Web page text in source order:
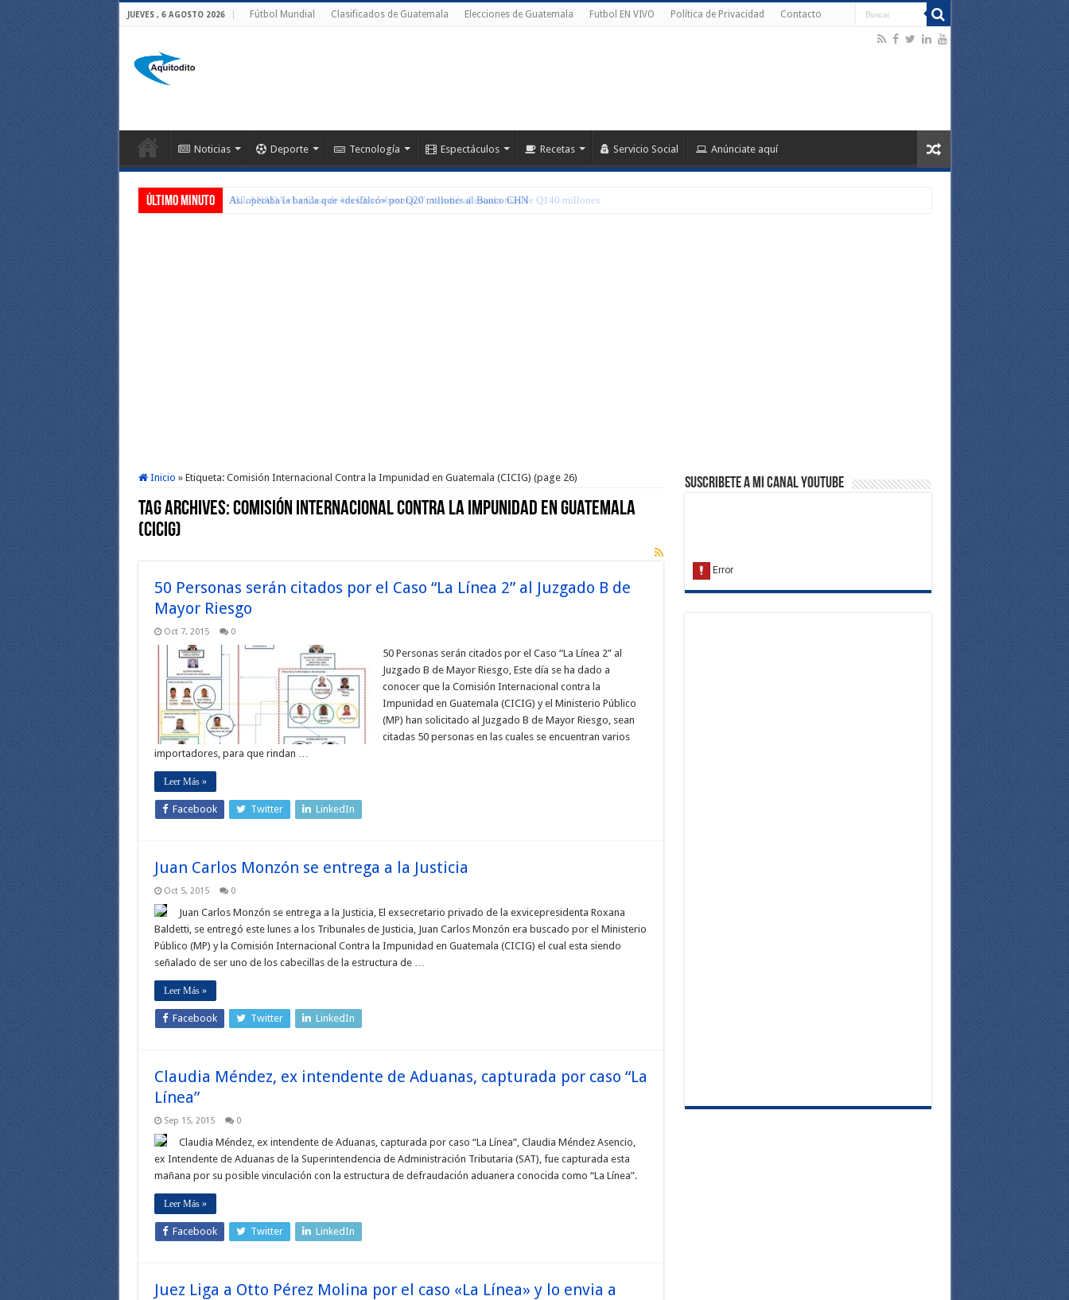
JUEVES , 6 AGOSTO 2026 Fútbol Mundial Clasificados de Guatemala Elecciones de Guatemala Futbol EN VIVO Política de Privacidad Contacto
Noticias Deporte Tecnología Espectáculos Recetas Servicio Social Anúnciate aquí
Último Minuto Así operaba la banda que «desfalcó» por Q20 millones al Banco CHN
Inicio » Etiqueta: Comisión Internacional Contra la Impunidad en Guatemala (CICIG) (page 26)
Tag Archives:Comisión Internacional Contra la Impunidad en Guatemala
(CICIG)
50 Personas serán citados por el Caso “La Línea 2” al Juzgado B de
Mayor Riesgo
Oct 7, 2015 0
50 Personas serán citados por el Caso “La Línea 2” al
Juzgado B de Mayor Riesgo, Este día se ha dado a
conocer que la Comisión Internacional contra la
Impunidad en Guatemala (CICIG) y el Ministerio Público
(MP) han solicitado al Juzgado B de Mayor Riesgo, sean
citadas 50 personas en las cuales se encuentran varios
importadores, para que rindan …
Leer Más »
Facebook Twitter LinkedIn
Juan Carlos Monzón se entrega a la Justicia
Oct 5, 2015 0
Juan Carlos Monzón se entrega a la Justicia, El exsecretario privado de la exvicepresidenta Roxana
Baldetti, se entregó este lunes a los Tribunales de Justicia, Juan Carlos Monzón era buscado por el Ministerio
Público (MP) y la Comisión Internacional Contra la Impunidad en Guatemala (CICIG) el cual esta siendo
señalado de ser uno de los cabecillas de la estructura de …
Leer Más »
Facebook Twitter LinkedIn
Claudia Méndez, ex intendente de Aduanas, capturada por caso “La
Línea”
Sep 15, 2015 0
Claudia Méndez, ex intendente de Aduanas, capturada por caso “La Línea”, Claudia Méndez Asencio,
ex Intendente de Aduanas de la Superintendencia de Administración Tributaria (SAT), fue capturada esta
mañana por su posible vinculación con la estructura de defraudación aduanera conocida como “La Línea”.
Leer Más »
Facebook Twitter LinkedIn
Juez Liga a Otto Pérez Molina por el caso «La Línea» y lo envia a
Suscribete a Mi Canal Youtube